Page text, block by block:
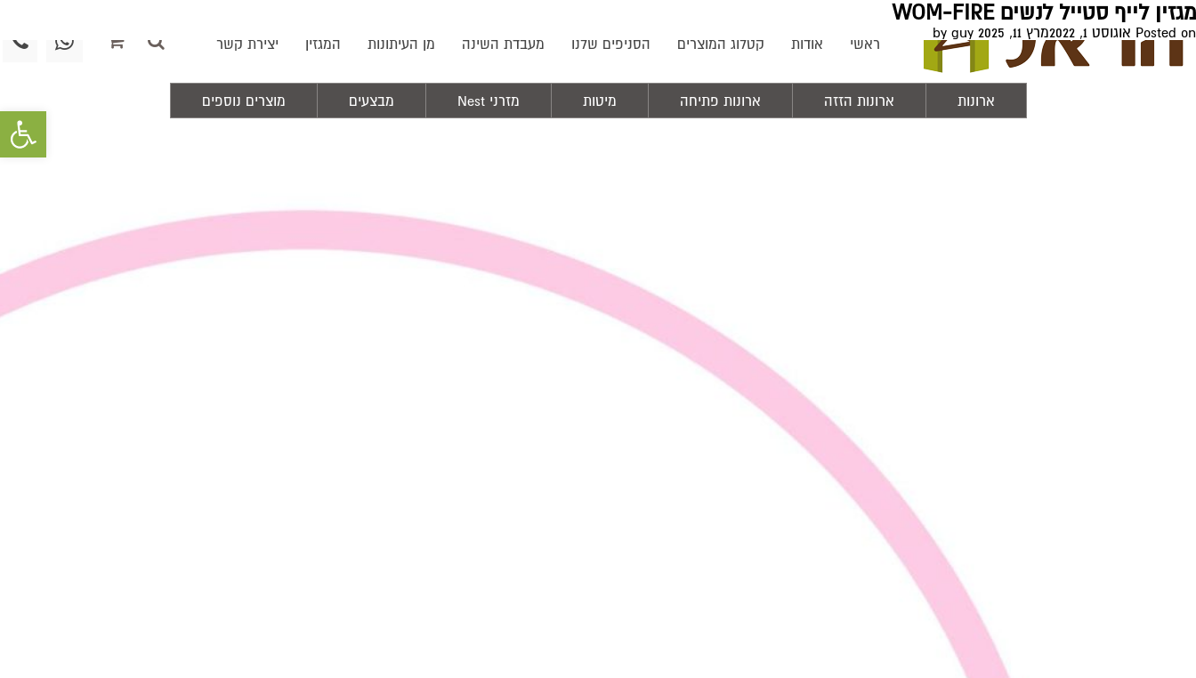
פתח
ראשי אודות קטלוג המוצרים הסניפים שלנו מעבדת השינה מן העיתונות המגזין יצירת קשר
ארונות ארונות הזזה ארונות פתיחה מיטות מזרני Nest מבצעים מוצרים נוספים
חודש:אוגוסט 2022
מגזין לייף סטייל לנשים WOM-FIRE
Posted on אוגוסט 1, 2022 מרץ 11, 2025 guy